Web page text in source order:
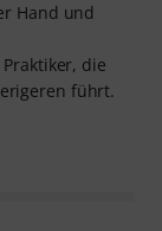
Hand und
die
führt.